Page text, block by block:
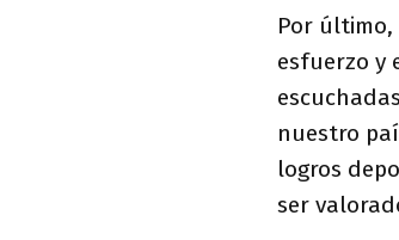
Por
esfuerzo y
nuestro
logros
ser